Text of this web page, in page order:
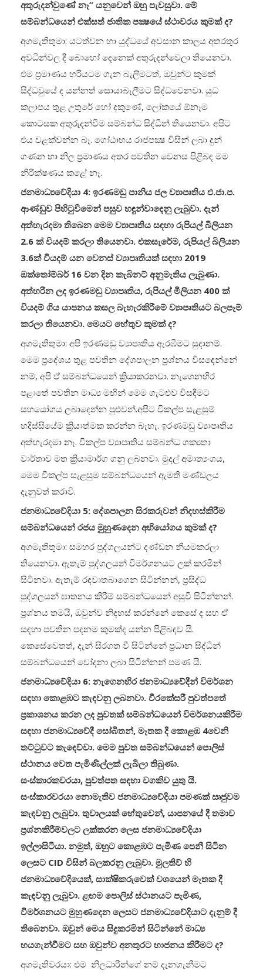
අතුරුදන්වුණේ නෑ” යනුවෙන් ඔහු පැවසුවා. මේ
සම්බන්ධයෙන් එක්සත් ජාතික පක්‍ෂයේ ස්ථාවරය කුමක් ද?
අගමැතිතුමා: යටත්වන හා යුද්ධයේ අවසාන කාලය අතරතුර
අවධීන්වල දී බොහෝ දෙනෙක් අතුරුදන්වෙලා තියෙනවා.
එම ප්‍රමාණය හරියටම ගැන බැලීමටත්, ඔවුන්ට කුමක්
සිද්ධවුයේ ද යන්නත් සොයාබැලීමට සිද්ධවෙනවා. යුධ
කලාපය තුළ උතුරේ හෝ දකුණේ, ලෝකයේ ඕනෑම
කොටසක අතුරුදන්වීම සම්බන්ධ සිද්ධීන් තියෙනවා. අපිට
එය වළක්වන්න බෑ. ගෝඨාභය රාජපක්‍ෂ විසින් ලබා දුන්
ගණන හා නිල ප්‍රමාණය අතර පවතින වෙනස පිළිබඳ මම
නිරීක්ෂණය කළේ නෑ.
ජනමාධ්‍යවේදියා 4: ඉරණමඩු පානිය ජල ව්‍යාපෘතිය එ.ජා.ප.
ආණ්ඩුව පිහිටුවීමෙන් පසුව හඳුන්වාදෙනු ලැබුවා. දැන්
අත්හැරදමා තිබෙන මෙම ව්‍යාපෘතිය සඳහා රුපියල් බිලියන
2.6 ක් වියදම් කරලා තියෙනවා. එකසැරේම, රුපියල් බිලියන
3.6ක් වියදම් යන වෙනස් ව්‍යාපෘතියක් සඳහා 2019
ඔක්තෝම්බර් 16 වන දින කැබිනට් අනුමැතිය ලැබුණා.
අත්හරින ලද ඉරණමඩු ව්‍යාපෘතිය, රුපියල් මිලියන 400 ක්
වියදම් ගිය යාපනය කසල බැහැරකිරීමේ ව්‍යාපෘතියට බලපෑම්
කරලා තියෙනවා. මෙයට හේතුව කුමක් ද?
අගමැතිතුමා: අපි ඉරණමඩු ව්‍යාපෘතිය ඇරඹීමට සුදානම්.
මෙම ප්‍රදේශය තුළ පවතින දේශපාලන ප්‍රශ්නය විසඳෙන්නේ
නම්, අපි ඒ සම්බන්ධයෙන් ක්‍රියාකරනවා. නැගෙනහිර
පළාතේ පවතින මාධ්‍ය මඟින් මෙම ගැටළුව විසඳීමට
සහයෝගය ලබාදෙන්න පුළුවන්.අපිට විකල්ප සැළසුම්
හදිස්සියේම ක්‍රියාත්මක කරන්න බැහැ. ඉරණමඩු ව්‍යාපෘතිය
අත්හැරදමා නෑ. විකල්ප ව්‍යාපෘතිය සම්බන්ධ ශක්‍යතා
වාර්තාව මත ක්‍රියාමාර්ග ගනු ලබනවා. මුදල් අමාත්‍යංශය,
මෙම විකල්ප සැළසුම සම්බන්ධයෙන් ඇමති මණ්ඩලය
දැනුවත් කරාවි.
ජනමාධ්‍යවේදියා 5: දේශපාලන සිරකරුවන් නිදහස්කිරීම
සම්බන්ධයෙන් රජය මුහුණදෙන අභියෝගය කුමක් ද?
අගමැතිතුමා: සමහර පුද්ගලයන්ට දණ්ඩන නියමකරලා
තියෙනවා. ඇතැම් පුද්ගලයන් විමර්ශනයට ලක් කරමින්
සිටිනවා. ඇතැම් රඳවාතබාගෙන සිටින්නන්, ප්‍රසිද්ධ
පුද්ගලයන් ඝාතනය කිරීම් සම්බන්ධයෙන් අසුවී සිටින්නන්.
ප්‍රශ්නය තමයි, ඔවුන්ව නිදහස් කරන්නේ කෙසේ ද සහ ඒ
සඳහා පවතින පදනම කුමක්ද යන්න පිළිබඳව යි.
කෙසේවෙතත්, දැන් සිරගත වී සිටින්නේ ප්‍රධාන සිද්ධීන්
සම්බන්ධයෙන් චෝදනා ලබා සිටින්නන් පමණ යි.
ජනමාධ්‍යවේදියා 6: නැගෙනහිර ජනමාධ්‍යවේදීන් විමර්ශන
සඳහා කොළඹට කැඳවනු ලබනවා. වීරකේසරී පුවත්පතේ
ප්‍රකාශනය කරන ලද පුවතක් සම්බන්ධයෙන් විමර්ශනයකිරීම
සඳහා ජනමාධ්‍යවේදී සෝබිතන්, මෑතක දී කොළඹ 4වෙනි
තට්ටුවට කැඳෙව්වා. මෙම පුවත සම්බන්ධයෙන් පොලිස්
ස්ථානය වෙත පැමිණිල්ලක් ලැබිලා තිබුණා.
සංස්කාරකවරයා, පුවත්පත සඳහා වගකිව යුතු යි.
සංස්කාරවරයා නොමැතිව ජනමාධ්‍යවේදියා පමණක් ඍජුවම
කැඳවනු ලැබුවා. තුවාලයක් හේතුවෙන්, යාපනයේ දී තමාව
ප්‍රශ්නකිරීම්වලට ලක්කරන ලෙස ජනමාධ්‍යවේදියා
ඉල්ලාසිටියා. නමුත්, ඔහුට කොළඹට පැමිණ පෙනී සිටින
ලෙසට CID විසින් බලකරනු ලැබුවා. මුලතිව් හි
ජනමාධ්‍යවේදියෙක්, සාක්ෂිකරුවෙක් වශයෙන් මෑතක දී
කැඳවනු ලැබුවා. ළඟම පොලිස් ස්ථානයට පැමිණ,
විමර්ශනයට මුහුණදෙන ලෙසට ජනමාධ්‍යවේදියාට දැනුම් දී
තිබෙනවා. ඔවුන් මෙය සිදුකරමින් සිටින්නේ මාධ්‍ය
භයගැන්වීමට සහ ඔවුන්ව අනතුරට භාජනය කිරීමට ද?
අගමැතිවරයා: එම නිලධාරීන්ගේ නම් දැනගැනීමට